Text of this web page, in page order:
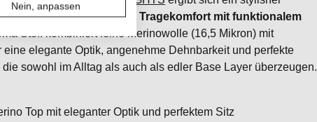
Linie steht für luxuriösen Tragekomfort mit funktionalem
Stoff kombiniert feine Merinowolle (16,5 Mikron) mit
elegante Optik, angenehme Dehnbarkeit und perfekte
sowohl im Alltag als auch als edler Base Layer überzeugen.
Top mit eleganter Optik und perfektem Sitz
Nein, anpassen